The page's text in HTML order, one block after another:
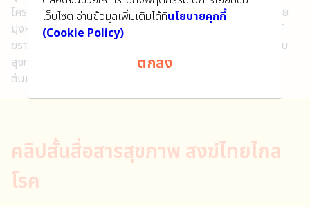
โครงการสงฆ์ไทยไกลโรคตลอดระยะเวลาทศวรรษกว่าที่ผ่านมาด้วย
มุ่งหวังในการเสริมสร้างทักษะและความรอบรู้ สุขภาพแด่พระสงฆ์
ฆราวาส และบุคลากรสาธารณสุขที่เกี่ยวข้องอันนำไปสู่การยกระดับ
สุขภาพของสังคมไทยอย่างเป็นองค์รวมภายใต้หลักการ “สงฆ์
ต้นแบบ โภชนาดี ชีวียั่งยืน” และ “ฆราวาสเกื้อกูล หนุนโภชนาดี”
คลิปสั้นสื่อสารสุขภาพ สงฆ์ไทยไกล
โรค
เว็บไซต์ อ่านข้อมูลเพิ่มเติมได้ที่นโยบายคุกกี้
(Cookie Policy)
ตกลง